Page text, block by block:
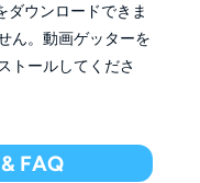
ダウンロードできま
ん。動画ゲッターを
トールしてくださ
FAQ